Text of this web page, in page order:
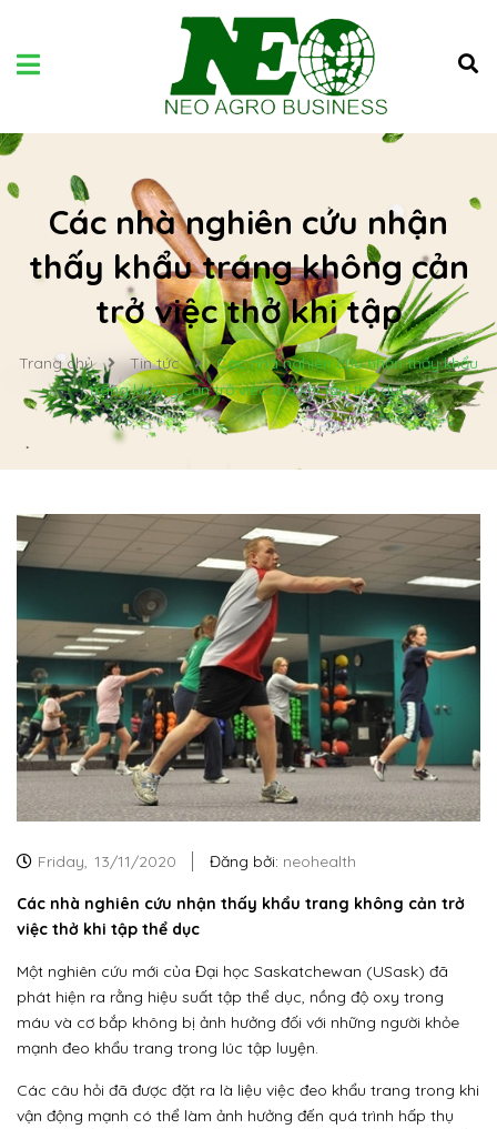
Các nhà nghiên cứu nhận
thấy khẩu trang không cản
trở việc thở khi tập
Trang chủ Tin tức
Các nhà nghiên cứu nhận thấy khẩu
trang không cản trở việc thở khi tập thể dục
Friday, 13/11/2020 Đăng bởi: neohealth
Các nhà nghiên cứu nhận thấy khẩu trang không cản trở
việc thở khi tập thể dục
Một nghiên cứu mới của Đại học Saskatchewan (USask) đã
phát hiện ra rằng hiệu suất tập thể dục, nồng độ oxy trong
máu và cơ bắp không bị ảnh hưởng đối với những người khỏe
mạnh đeo khẩu trang trong lúc tập luyện.
Các câu hỏi đã được đặt ra là liệu việc đeo khẩu trang trong khi
vận động mạnh có thể làm ảnh hưởng đến quá trình hấp thụ